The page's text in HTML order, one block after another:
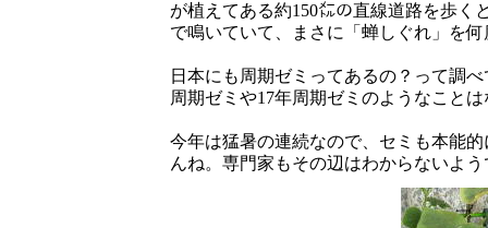
が植えてある約150㍍の直線道路を歩く
で鳴いていて、まさに「蝉しぐれ」を
日本にも周期ゼミってあるの？って調
周期ゼミや17年周期ゼミのようなこと
今年は猛暑の連続なので、セミも本能
んね。専門家もその辺はわからないよ